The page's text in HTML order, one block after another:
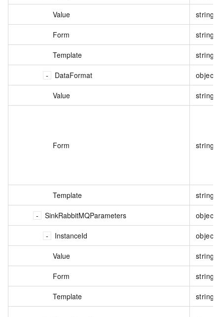
Value string
Form string
Template string
DataFormat object
Value string
Form string
Template string
SinkRabbitMQParameters object
InstanceId object
Value string
Form string
Template string